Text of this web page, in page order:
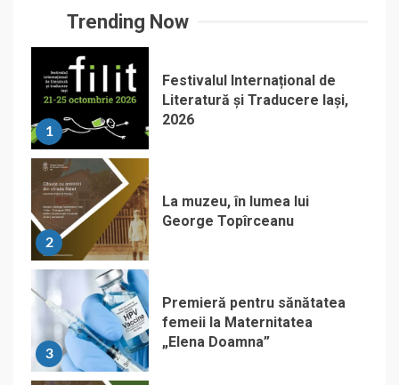
Trending Now
1
Festivalul Internațional de
Literatură și Traducere Iași,
2026
2
La muzeu, în lumea lui
George Topîrceanu
3
Premieră pentru sănătatea
femeii la Maternitatea
„Elena Doamna”